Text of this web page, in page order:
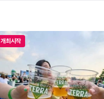
개최시작